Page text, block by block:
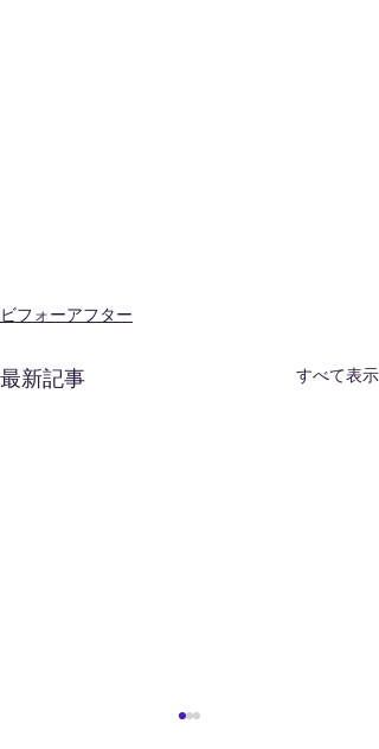
ビフォーアフター
最新記事 すべて表示